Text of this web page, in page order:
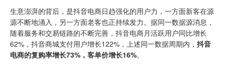
生意澎湃的背后，是抖音电商日趋强化的用户力，一方面新客在源
源不断地涌入，另一方面老客也正持续发力。据同一数据源消息，
随着服务和交易链路的不断完善，抖音电商月活跃用户同比增长
62%，抖音商城支付用户增长122%，上述同一数据周期内， 抖音
电商的复购率增长73%，客单价增长16%。